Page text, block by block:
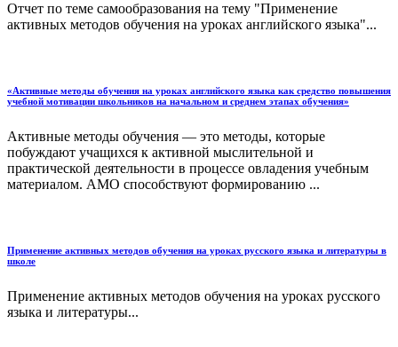
Отчет по теме самообразования на тему "Применение
активных методов обучения на уроках английского языка"...
«Активные методы обучения на уроках английского языка как средство повышения
учебной мотивации школьников на начальном и среднем этапах обучения»
Активные методы обучения — это методы, которые
побуждают учащихся к активной мыслительной и
практической деятельности в процессе овладения учебным
материалом. АМО способствуют формированию ...
Применение активных методов обучения на уроках русского языка и литературы в
школе
Применение активных методов обучения на уроках русского
языка и литературы...